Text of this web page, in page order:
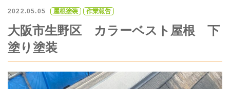
2022.05.05 屋根塗装 作業報告
大阪市生野区 カラーベスト屋根 下
塗り塗装